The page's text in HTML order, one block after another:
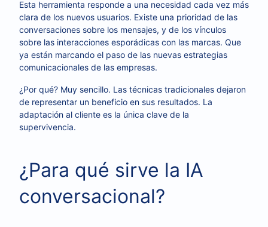
Esta herramienta responde a una necesidad cada vez más
clara de los nuevos usuarios. Existe una prioridad de las
conversaciones sobre los mensajes, y de los vínculos
sobre las interacciones esporádicas con las marcas. Que
ya están marcando el paso de las nuevas estrategias
comunicacionales de las empresas.
¿Por qué? Muy sencillo. Las técnicas tradicionales dejaron
de representar un beneficio en sus resultados. La
adaptación al cliente es la única clave de la
supervivencia.
¿Para qué sirve la IA
conversacional?